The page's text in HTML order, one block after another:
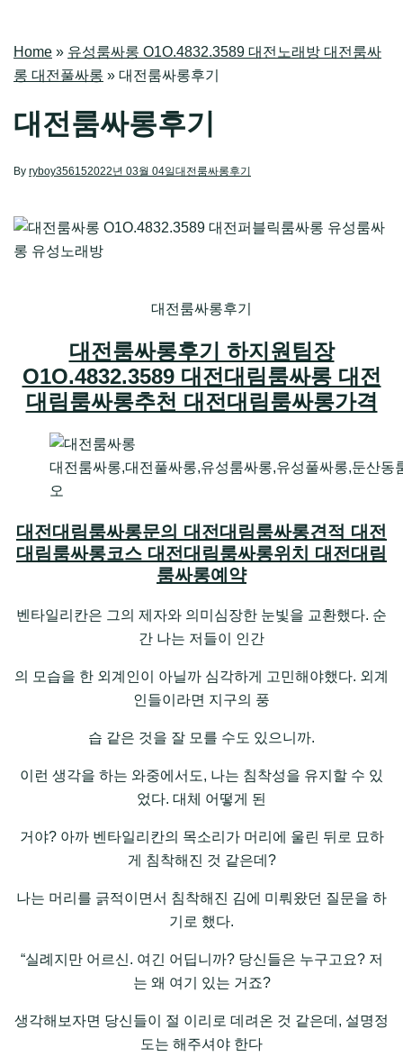
Home » 유성룸싸롱 O1O.4832.3589 대전노래방 대전룸싸
롱 대전풀싸롱 » 대전룸싸롱후기
대전룸싸롱후기
By ryboy356152022년 03월 04일대전룸싸롱후기
대전룸싸롱후기
대전룸싸롱후기 하지원팀장
O1O.4832.3589 대전대림룸싸롱 대전
대림룸싸롱추천 대전대림룸싸롱가격
대전룸싸롱,대전풀싸롱,유성룸싸롱,유성풀싸롱,둔산
오
대전대림룸싸롱문의 대전대림룸싸롱견적 대전
대림룸싸롱코스 대전대림룸싸롱위치 대전대림
룸싸롱예약
벤타일리칸은 그의 제자와 의미심장한 눈빛을 교환했다. 순
간 나는 저들이 인간
의 모습을 한 외계인이 아닐까 심각하게 고민해야했다. 외계
인들이라면 지구의 풍
습 같은 것을 잘 모를 수도 있으니까.
이런 생각을 하는 와중에서도, 나는 침착성을 유지할 수 있
었다. 대체 어떻게 된
거야? 아까 벤타일리칸의 목소리가 머리에 울린 뒤로 묘하
게 침착해진 것 같은데?
나는 머리를 긁적이면서 침착해진 김에 미뤄왔던 질문을 하
기로 했다.
“실례지만 어르신. 여긴 어딥니까? 당신들은 누구고요? 저
는 왜 여기 있는 거죠?
생각해보자면 당신들이 절 이리로 데려온 것 같은데, 설명정
도는 해주셔야 한다